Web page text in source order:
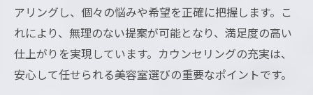
アリングし、個々の悩みや希望を正確に把握します。こ
れにより、無理のない提案が可能となり、満足度の高い
仕上がりを実現しています。カウンセリングの充実は、
安心して任せられる美容室選びの重要なポイントです。